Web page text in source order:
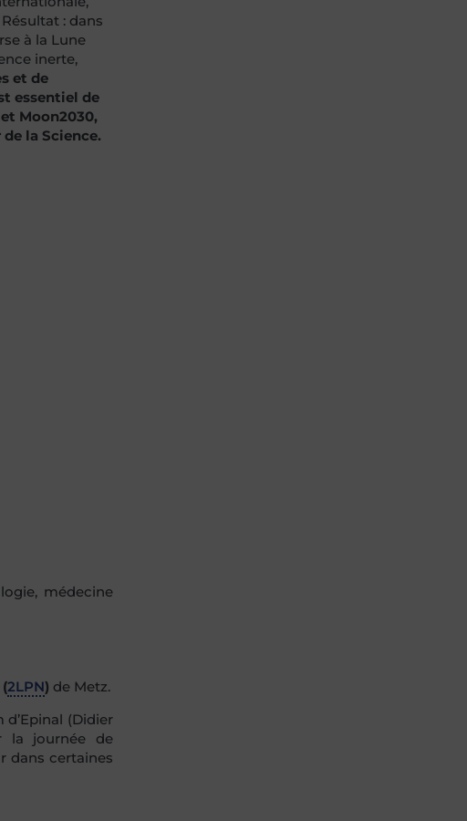
: dans
à la Lune
inerte,
et de
essentiel de
Moon2030,
la Science.
médecine
2LPN) de Metz.
(Didier
la journée de
dans certaines